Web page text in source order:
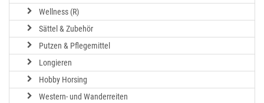
Wellness (R)
Sättel & Zubehör
Putzen & Pflegemittel
Longieren
Hobby Horsing
Western- und Wanderreiten